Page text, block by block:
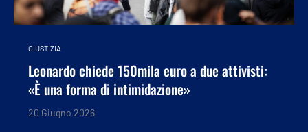
GIUSTIZIA
Leonardo chiede 150mila euro a due attivisti:
«È una forma di intimidazione»
20 Giugno 2026